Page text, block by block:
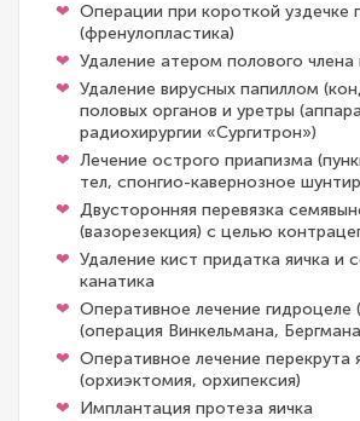
Операции при короткой уздечке
(френулопластика)
Удаление атером полового
Удаление вирусных папиллом
половых органов и уретры
радиохирургии «Сургитрон»)
Лечение острого приапизма
тел, спонгио-кавернозное
Двусторонняя перевязка
(вазорезекция) с целью
Удаление кист придатка яичка и
канатика
Оперативное лечение гидроцеле
(операция Винкельмана,
Оперативное лечение перекрута
(орхиэктомия, орхипексия)
Имплантация протеза яичка